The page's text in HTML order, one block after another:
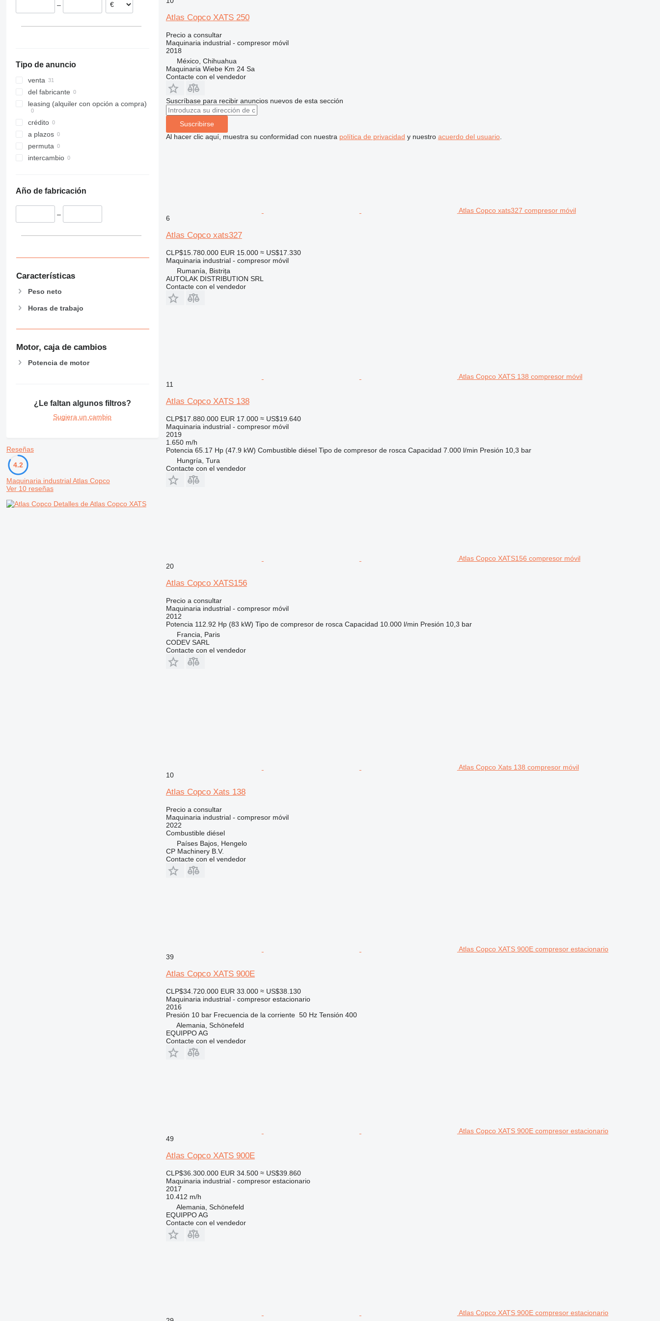
XAS 68
Portugal
–
Tipo de anuncio
venta
del fabricante
leasing (alquiler con opción a compra)
crédito
a plazos
permuta
intercambio
Año de fabricación
–
Características
Peso neto
Horas de trabajo
Motor, caja de cambios
Potencia de motor
¿Le faltan algunos filtros?
Sugiera un cambio
Reseñas
4.2
Maquinaria industrial Atlas Copco
Ver 10 reseñas
Detalles de Atlas Copco XATS
Atlas Copco XATS 250
Precio a consultar
Maquinaria industrial - compresor móvil
2018
México, Chihuahua
Maquinaria Wiebe Km 24 Sa
Contacte con el vendedor
Suscríbase para recibir anuncios nuevos de esta sección
Suscribirse
Al hacer clic aquí, muestra su conformidad con nuestra política de privacidad y nuestro acuerdo del usuario.
Atlas Copco xats327 compresor móvil
6
Atlas Copco xats327
CLP$15.780.000 EUR 15.000 ≈ US$17.330
Maquinaria industrial - compresor móvil
Rumanía, Bistrița
AUTOLAK DISTRIBUTION SRL
Contacte con el vendedor
Atlas Copco XATS 138 compresor móvil
11
Atlas Copco XATS 138
CLP$17.880.000 EUR 17.000 ≈ US$19.640
Maquinaria industrial - compresor móvil
2019
1.650 m/h
Potencia 65.17 Hp (47.9 kW) Combustible diésel Tipo de compresor de rosca Capacidad 7.000 l/min Presión 10,3 bar
Hungría, Tura
Contacte con el vendedor
Atlas Copco XATS156 compresor móvil
20
Atlas Copco XATS156
Precio a consultar
Maquinaria industrial - compresor móvil
2012
Potencia 112.92 Hp (83 kW) Tipo de compresor de rosca Capacidad 10.000 l/min Presión 10,3 bar
Francia, Paris
CODEV SARL
Contacte con el vendedor
Atlas Copco Xats 138 compresor móvil
10
Atlas Copco Xats 138
Precio a consultar
Maquinaria industrial - compresor móvil
2022
Combustible diésel
Países Bajos, Hengelo
CP Machinery B.V.
Contacte con el vendedor
Atlas Copco XATS 900E compresor estacionario
39
Atlas Copco XATS 900E
CLP$34.720.000 EUR 33.000 ≈ US$38.130
Maquinaria industrial - compresor estacionario
2016
Presión 10 bar Frecuencia de la corriente 50 Hz Tensión 400
Alemania, Schönefeld
EQUIPPO AG
Contacte con el vendedor
Atlas Copco XATS 900E compresor estacionario
49
Atlas Copco XATS 900E
CLP$36.300.000 EUR 34.500 ≈ US$39.860
Maquinaria industrial - compresor estacionario
2017
10.412 m/h
Alemania, Schönefeld
EQUIPPO AG
Contacte con el vendedor
Atlas Copco XATS 900E compresor estacionario